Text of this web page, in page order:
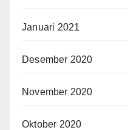
Januari 2021
Desember 2020
November 2020
Oktober 2020